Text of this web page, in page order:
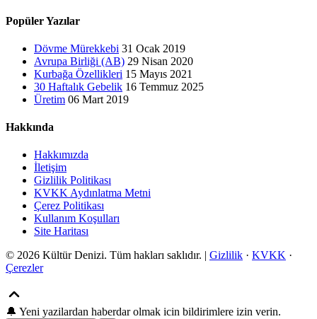
Popüler Yazılar
Dövme Mürekkebi 31 Ocak 2019
Avrupa Birliği (AB) 29 Nisan 2020
Kurbağa Özellikleri 15 Mayıs 2021
30 Haftalık Gebelik 16 Temmuz 2025
Üretim 06 Mart 2019
Hakkında
Hakkımızda
İletişim
Gizlilik Politikası
KVKK Aydınlatma Metni
Çerez Politikası
Kullanım Koşulları
Site Haritası
© 2026 Kültür Denizi. Tüm hakları saklıdır. | Gizlilik · KVKK ·
Çerezler
🔔 Yeni yazilardan haberdar olmak icin bildirimlere izin verin.